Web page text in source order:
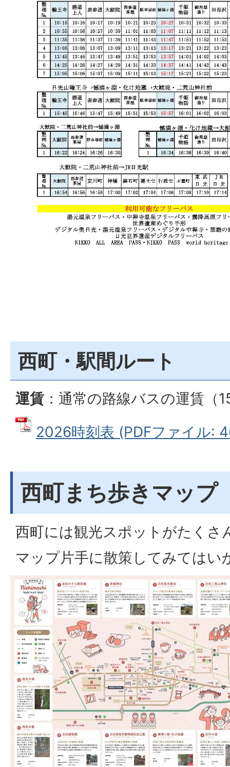
西町・駅間ルート
運賃 ：通常の路線バスの運賃（
2026時刻表 (PDFファイル:
西町まち歩きマップ
西町には観光スポットがたくさ
マップ片手に散策してみてはい